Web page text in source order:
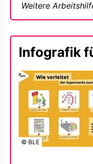
Weitere
Infografik
© BLE